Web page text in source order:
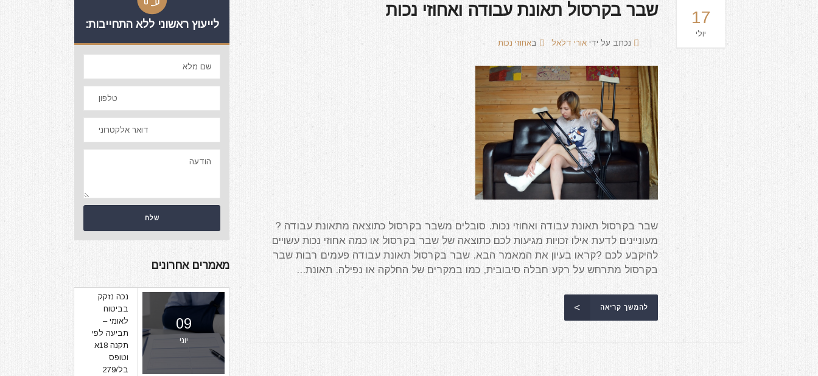
לייעוץ ראשוני ללא התחייבות:
מאמרים אחרונים
09
יוני
נכה נזקק
בביטוח
לאומי –
תביעה לפי
תקנה 18א
וטופס
בל/279
17
יולי
שבר בקרסול תאונת עבודה ואחוזי נכות
נכתב על ידי אורי דלאל באחוזי נכות
שבר בקרסול תאונת עבודה ואחוזי נכות. סובלים משבר בקרסול כתוצאה מתאונת עבודה ?
מעוניינים לדעת אילו זכויות מגיעות לכם כתוצאה של שבר בקרסול או כמה אחוזי נכות עשויים
להיקבע לכם ?קראו בעיון את המאמר הבא. שבר בקרסול תאונת עבודה פעמים רבות שבר
בקרסול מתרחש על רקע חבלה סיבובית, כמו במקרים של החלקה או נפילה. תאונת...
להמשך קריאה